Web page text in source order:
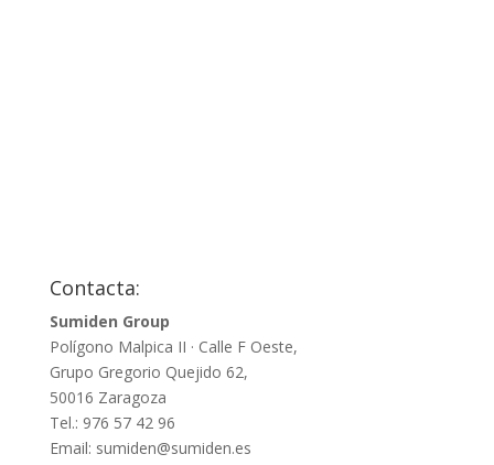
Contacta:
Sumiden Group
Polígono Malpica II · Calle F Oeste,
Grupo Gregorio Quejido 62,
50016 Zaragoza
Tel.: 976 57 42 96
Email: sumiden@sumiden.es